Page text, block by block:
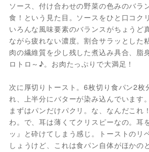
ソース、付け合わせの野菜の色みのバラ
食！という見た目。ソースをひと口コク
いろんな風味要素のバランスがちょうど
ながら疲れない濃度。割合サラッとした
肉の繊維質を少し残した煮込み具合、脂
ロトロ～♪。お肉たっぷりで大満足！
次に厚切りトースト。6枚切り食パン2枚
れ、上半分にバターが染み込んでいます
まずはパンだけパクリ。な、なんだこれ
わ。で、耳は薄くてクリスピーなの。耳
ッ』と砕けてしまう感じ。トーストのリ
しょうけど、これは食パン自体がほかの